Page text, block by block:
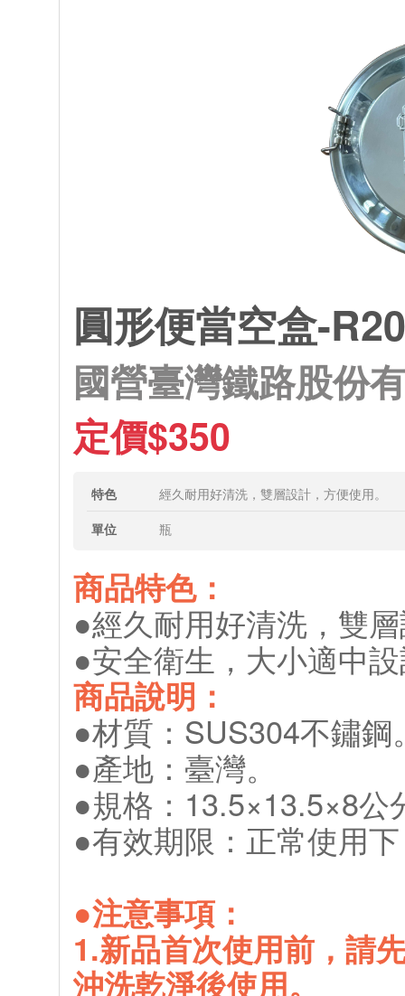
圓形便當空盒-
國營臺灣鐵路股份
定價$350
特色
經久耐用好清洗，雙層設計，方便使用。
單位
瓶
商品特色：
●經久耐用好清洗，雙
●安全衛生，大小適中
商品說明：
●材質：SUS304不鏽鋼
●產地：臺灣。
●規格：13.5×13.5×8公
●有效期限：正常使用
●注意事項：
1.新品首次使用前，請
沖洗乾淨後使用。